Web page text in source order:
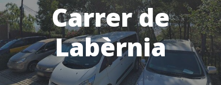
Carrer de
Labèrnia